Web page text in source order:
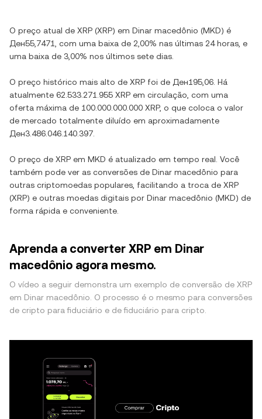
O preço atual de XRP (XRP) em Dinar macedônio (MKD) é
Ден55,7471
, com uma baixa de 2,00% nas últimas 24 horas, e
uma baixa de 3,00% nos últimos sete dias.
O preço histórico mais alto de XRP foi de Ден195,06 . Há
atualmente 62.533.271.955 XRP em circulação, com uma
oferta máxima de 100.000.000.000 XRP, o que coloca o valor
de mercado totalmente diluído em aproximadamente
Ден3.486.046.140.397
O preço de XRP em MKD é atualizado em tempo real. Você
também pode ver as conversões de Dinar macedônio para
outras criptomoedas populares, facilitando a troca de XRP
(XRP) e outras moedas digitais por Dinar macedônio (MKD) de
forma rápida e conveniente.
Aprenda a converter XRP em Dinar
macedônio agora mesmo.
O vídeo a seguir demonstra um exemplo de conversão de XRP
em Dinar macedônio. O processo é o mesmo para conversões
de cripto para fiduciário e de fiduciário para cripto.